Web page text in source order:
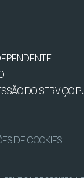
DO SERVIÇO
DE COOKIES